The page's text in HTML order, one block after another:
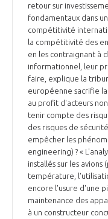
NOS RÉSEAUX À
COMITÉ AERO PME
STARTAIR
COMMISSIONS ET
LES PROGRAMMES DU
UN ÉCOSYSTÈME
POURQUOI DEVENIR
LA MÉDIATION
LA MÉDIATION DANS LA
LE MÉDIATEUR DE LA
MÉDIATION ET CHARTE
LA MÉDIATION AU-DELÀ
PRENDRE CONTACT
LE SALON DU
CHIFFRES CLÉS
LES ENJEUX
retour sur
fondamentaux dans
compétitivité
la compétitivité des
en les contraignant à
informationnel, leur
faire, explique la
européenne sacrifie
au profit d'acteurs
tenir compte des
des risques de
empêcher les
engineering) ? «
installés sur les
température,
encore l'usure d'une
maintenance des
à un constructeur
Découvrez les
Rencontres,